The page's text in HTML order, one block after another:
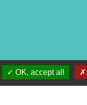
OK, accept all